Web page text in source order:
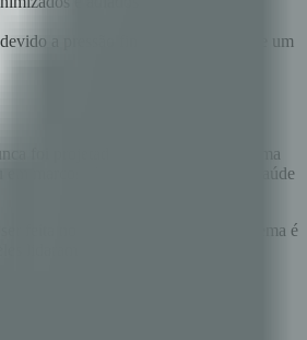
a pressão financeira no meio de um
foi projetada intencionalmente. Uma
marcos-chave, e verificações de saúde
feita no início é: quando um problema é
lidaram com escaladas em